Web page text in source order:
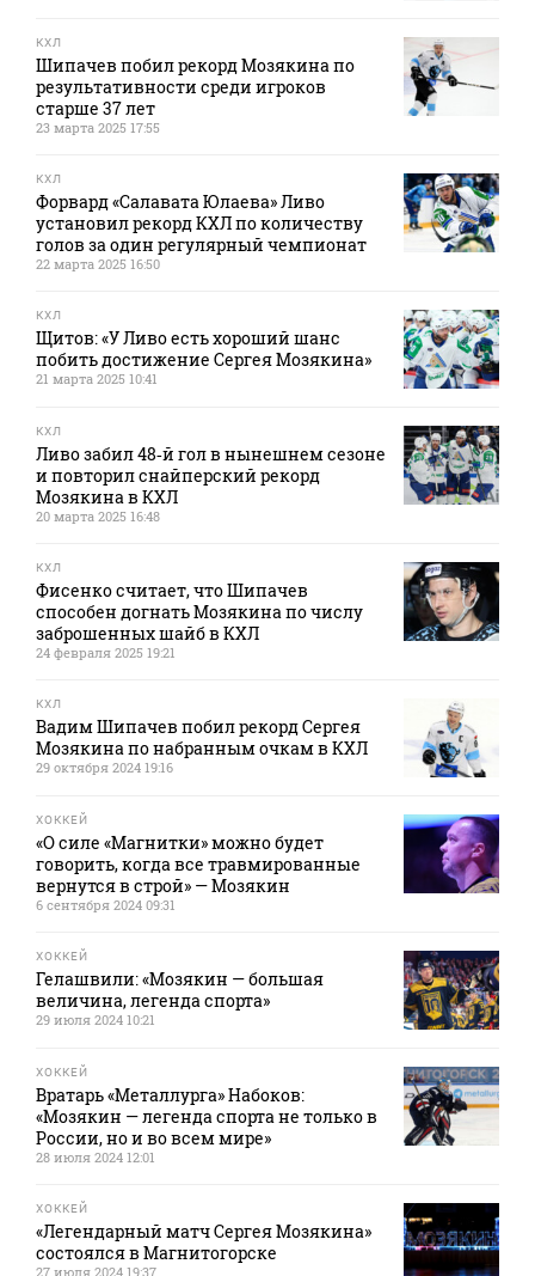
КХЛ
Шипачев побил рекорд Мозякина по
результативности среди игроков
старше 37 лет
23 марта 2025 17:55
КХЛ
Форвард «Салавата Юлаева» Ливо
установил рекорд КХЛ по количеству
голов за один регулярный чемпионат
22 марта 2025 16:50
КХЛ
Щитов: «У Ливо есть хороший шанс
побить достижение Сергея Мозякина»
21 марта 2025 10:41
КХЛ
Ливо забил 48‑й гол в нынешнем сезоне
и повторил снайперский рекорд
Мозякина в КХЛ
20 марта 2025 16:48
КХЛ
Фисенко считает, что Шипачев
способен догнать Мозякина по числу
заброшенных шайб в КХЛ
24 февраля 2025 19:21
КХЛ
Вадим Шипачев побил рекорд Сергея
Мозякина по набранным очкам в КХЛ
29 октября 2024 19:16
ХОККЕЙ
«О силе «Магнитки» можно будет
говорить, когда все травмированные
вернутся в строй» — Мозякин
6 сентября 2024 09:31
ХОККЕЙ
Гелашвили: «Мозякин — большая
величина, легенда спорта»
29 июля 2024 10:21
ХОККЕЙ
Вратарь «Металлурга» Набоков:
«Мозякин — легенда спорта не только в
России, но и во всем мире»
28 июля 2024 12:01
ХОККЕЙ
«Легендарный матч Сергея Мозякина»
состоялся в Магнитогорске
27 июля 2024 19:37